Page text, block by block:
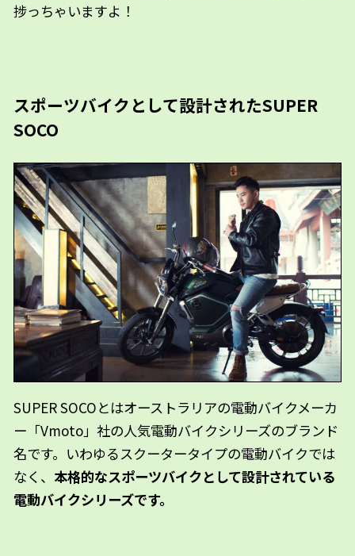
捗っちゃいますよ！
スポーツバイクとして設計されたSUPER
SOCO
SUPER SOCOとはオーストラリアの電動バイクメーカ
ー「Vmoto」社の人気電動バイクシリーズのブランド
名です。いわゆるスクータータイプの電動バイクでは
なく、 本格的なスポーツバイクとして設計されている
電動バイクシリーズです。